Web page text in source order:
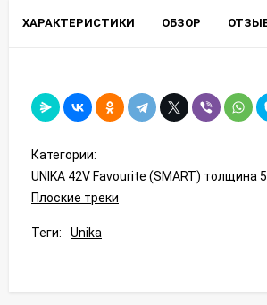
ХАРАКТЕРИСТИКИ ОБЗОР
Категории:
UNIKA 42V Favourite (SMART) толщина
Плоские треки
Теги: Unika